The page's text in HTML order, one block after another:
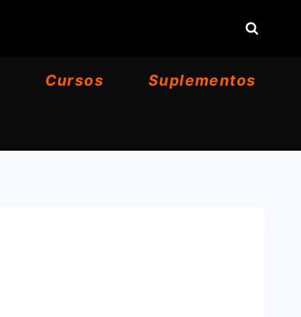
Cursos Suplementos